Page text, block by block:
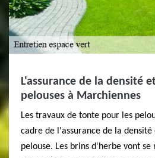
L'assurance de la densité
pelouses à Marchiennes
Les travaux de tonte pour les
cadre de l'assurance de la
pelouse. Les brins d'herbe vont